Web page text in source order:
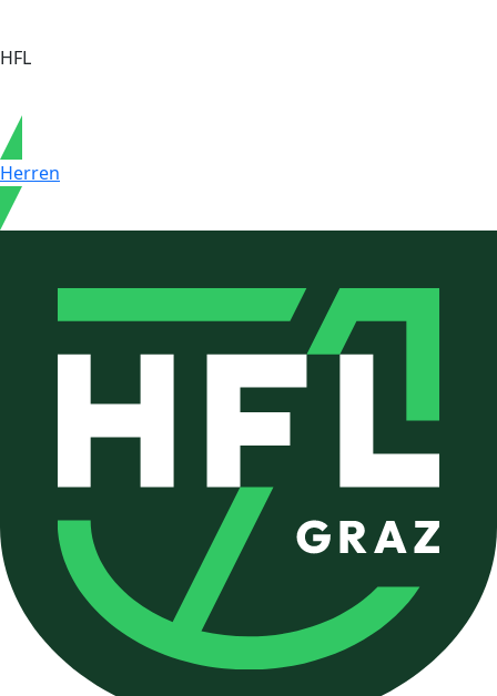
HFL
Herren